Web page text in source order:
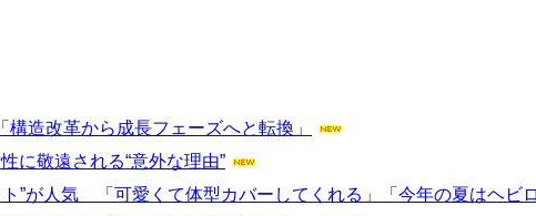
造改革から成長フェーズへと転換」
に敬遠される“意外な理由”
”が人気 「可愛くて体型カバーしてくれる」「今年の夏はヘビ